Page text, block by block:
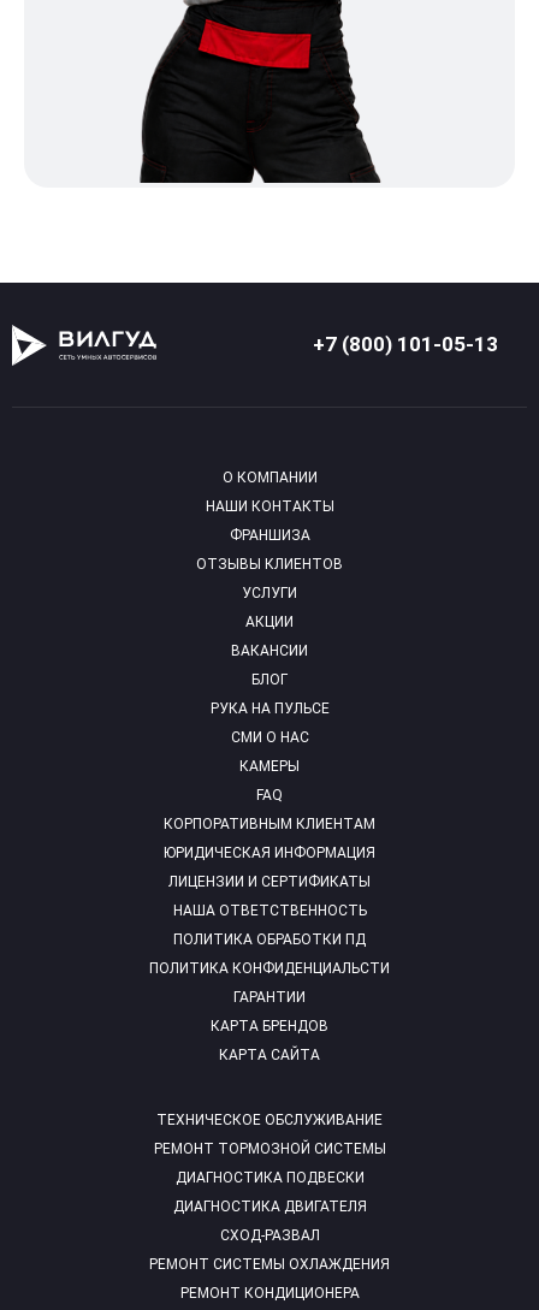
+7 (800) 101-05-13
О КОМПАНИИ
НАШИ КОНТАКТЫ
ФРАНШИЗА
ОТЗЫВЫ КЛИЕНТОВ
УСЛУГИ
АКЦИИ
ВАКАНСИИ
БЛОГ
РУКА НА ПУЛЬСЕ
СМИ О НАС
КАМЕРЫ
FAQ
ТЕХНИЧЕСКОЕ ОБСЛУЖИВАНИЕ
РЕМОНТ ТОРМОЗНОЙ СИСТЕМЫ
ДИАГНОСТИКА ПОДВЕСКИ
ДИАГНОСТИКА ДВИГАТЕЛЯ
СХОД-РАЗВАЛ
РЕМОНТ СИСТЕМЫ ОХЛАЖДЕНИЯ
РЕМОНТ КОНДИЦИОНЕРА
КОРПОРАТИВНЫМ КЛИЕНТАМ
ЮРИДИЧЕСКАЯ ИНФОРМАЦИЯ
ЛИЦЕНЗИИ И СЕРТИФИКАТЫ
НАША ОТВЕТСТВЕННОСТЬ
ПОЛИТИКА ОБРАБОТКИ ПД
ПОЛИТИКА КОНФИДЕНЦИАЛЬСТИ
ГАРАНТИИ
КАРТА БРЕНДОВ
КАРТА САЙТА